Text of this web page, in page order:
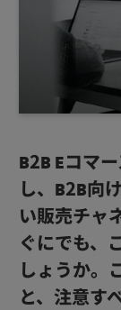
B2B Eコマ
し、B2B向
い販売チャ
ぐにでも、
しょうか。
と、注意す